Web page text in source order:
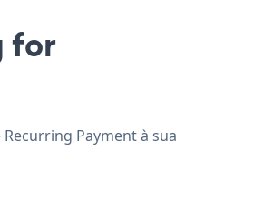
for
Payment à sua